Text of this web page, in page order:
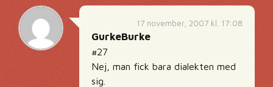
17 november, 2007 kl. 17:08
GurkeBurke
#27
Nej, man fick bara dialekten med
sig.